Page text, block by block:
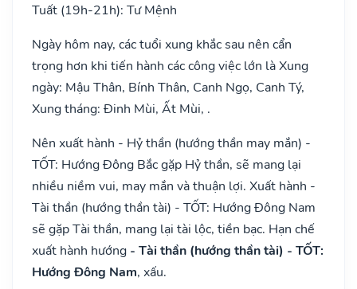
Tuất (19h-21h): Tư Mệnh
Ngày hôm nay, các tuổi xung khắc sau nên cẩn
trọng hơn khi tiến hành các công việc lớn là Xung
ngày: Mậu Thân, Bính Thân, Canh Ngọ, Canh Tý,
Xung tháng: Đinh Mùi, Ất Mùi, .
Nên xuất hành - Hỷ thần (hướng thần may mắn) -
TỐT: Hướng Đông Bắc gặp Hỷ thần, sẽ mang lại
nhiều niềm vui, may mắn và thuận lợi. Xuất hành -
Tài thần (hướng thần tài) - TỐT: Hướng Đông Nam
sẽ gặp Tài thần, mang lại tài lộc, tiền bạc. Hạn chế
xuất hành hướng - Tài thần (hướng thần tài) - TỐT:
Hướng Đông Nam, xấu.